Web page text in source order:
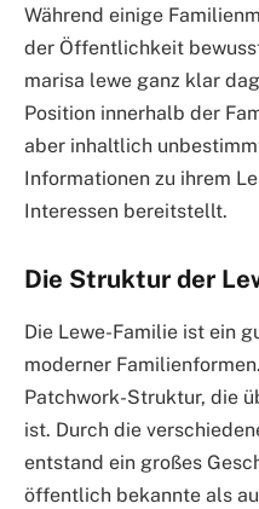
Während einige
der Öffentlichkeit
marisa lewe ganz klar
Position innerhalb der
aber inhaltlich
Informationen zu ihrem
Interessen bereitstellt.
Die Struktur der
Die Lewe-Familie ist ein
moderner
Patchwork-Struktur, die
ist. Durch die
entstand ein großes
öffentlich bekannte als